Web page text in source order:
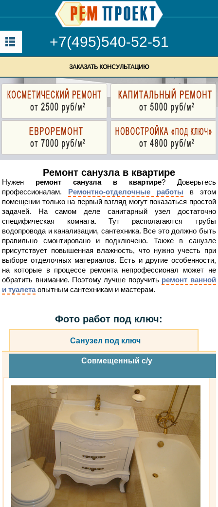
+7(495)540-52-51
ЗАКАЗАТЬ КОНСУЛЬТАЦИЮ
Ремонт санузла в квартире
Нужен ремонт санузла в квартире? Доверьтесь
профессионалам. Ремонтно-отделочные работы в этом
помещении только на первый взгляд могут показаться простой
задачей. На самом деле санитарный узел достаточно
специфическая комната. Тут располагаются трубы
водопровода и канализации, сантехника. Все это должно быть
правильно смонтировано и подключено. Также в санузле
присутствует повышенная влажность, что нужно учесть при
выборе отделочных материалов. Есть и другие особенности,
на которые в процессе ремонта непрофессионал может не
обратить внимание. Поэтому лучше поручить ремонт ванной
и туалетаопытным сантехникам и мастерам.
Фото работ под ключ:
Санузел под ключ
Совмещенный с/у